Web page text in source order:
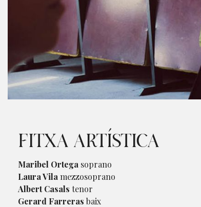
FITXA ARTÍSTICA
Maribel Ortega soprano
Laura Vila mezzosoprano
Albert Casals tenor
Gerard Farreras baix